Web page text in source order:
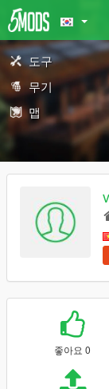
도구
무기
맵
좋아요 0